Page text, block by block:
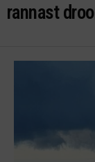
rannast